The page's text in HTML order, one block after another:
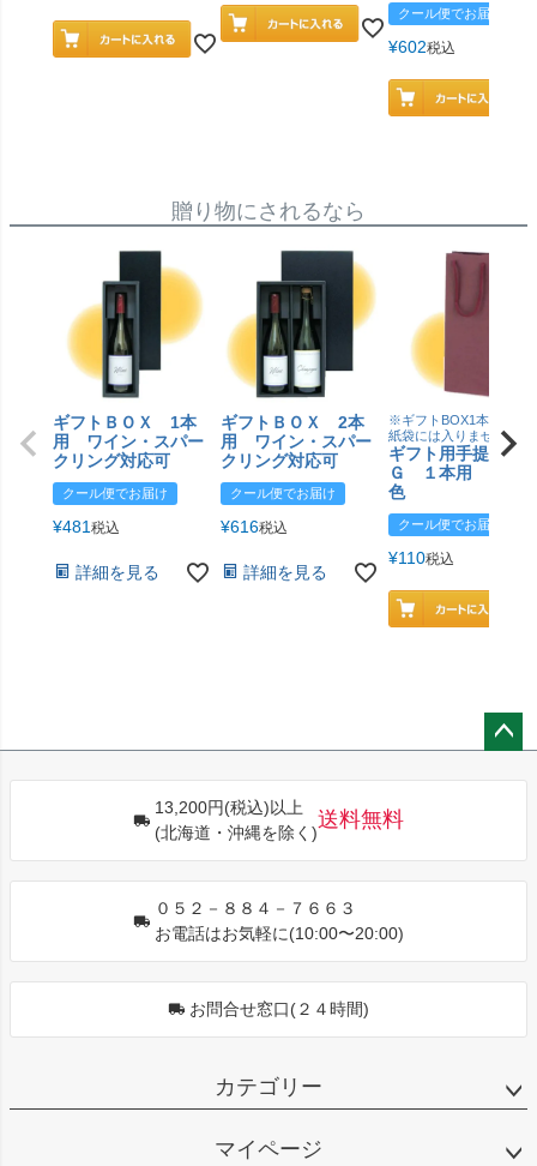
クール便でお届け
¥602税込
贈り物にされるなら
ギフトＢＯＸ 1本
用 ワイン・スパー
クリング対応可
クール便でお届け
¥481 税込
詳細を見る
ギフトＢＯＸ 2本
用 ワイン・スパー
クリング対応可
クール便でお届け
¥616税込
詳細を見る
※ギフトBOX1本用はこ
紙袋には入りません
ギフト用手提げＢ
Ｇ １本用 エン
色
クール便でお届け
¥110税込
13,200円(税込)以上
(北海道・沖縄を除く)
送料無料
０５２－８８４－７６６３
お電話はお気軽に(10:00〜20:00)
お問合せ窓口(２４時間)
カテゴリー
マイページ